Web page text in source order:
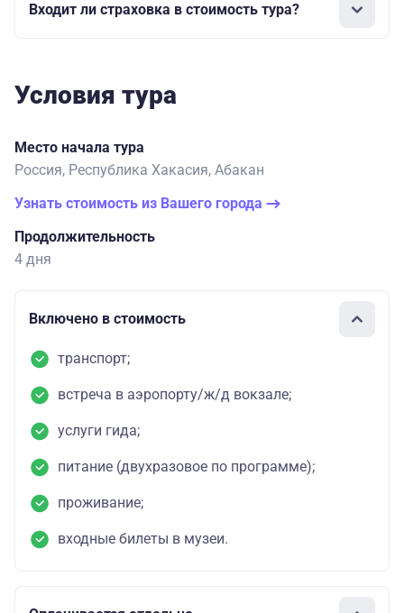
Входит ли страховка в стоимость тура?
Условия тура
Место начала тура
Россия, Республика Хакасия, Абакан
Узнать стоимость из Вашего города
Продолжительность
4 дня
Включено в стоимость
транспорт;
встреча в аэропорту/ж/д вокзале;
услуги гида;
питание (двухразовое по программе);
проживание;
входные билеты в музеи.